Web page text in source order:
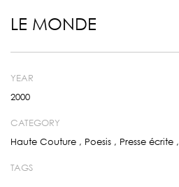
LE MONDE
YEAR
2000
CATEGORY
Haute Couture , Poesis , Presse écrite ,
TAGS